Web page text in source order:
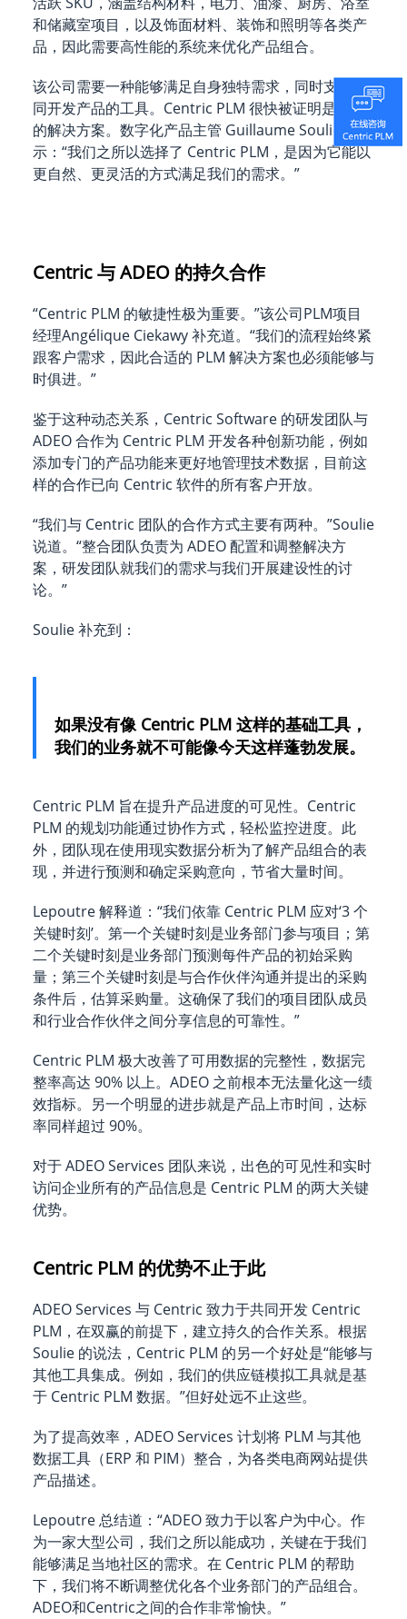
和储藏室项目，以及饰面材料、装饰和照明等各类产
品，因此需要高性能的系统来优化产品组合。
该公司需要一种能够满足自身独特需求，同时支持协
同开发产品的工具。Centric PLM 很快被证明是理想
的解决方案。数字化产品主管 Guillaume Soulie 表
示：“我们之所以选择了 Centric PLM，是因为它能以
更自然、更灵活的方式满足我们的需求。”
Centric 与 ADEO 的持久合作
“Centric PLM 的敏捷性极为重要。”该公司PLM项目
经理Angélique Ciekawy 补充道。“我们的流程始终紧
跟客户需求，因此合适的 PLM 解决方案也必须能够与
时俱进。”
鉴于这种动态关系，Centric Software 的研发团队与
ADEO 合作为 Centric PLM 开发各种创新功能，例如
添加专门的产品功能来更好地管理技术数据，目前这
样的合作已向 Centric 软件的所有客户开放。
“我们与 Centric 团队的合作方式主要有两种。”Soulie
说道。“整合团队负责为 ADEO 配置和调整解决方
案，研发团队就我们的需求与我们开展建设性的讨
论。”
Soulie 补充到：
如果没有像 Centric PLM 这样的基础工具，
我们的业务就不可能像今天这样蓬勃发展。
Centric PLM 旨在提升产品进度的可见性。Centric
PLM 的规划功能通过协作方式，轻松监控进度。此
外，团队现在使用现实数据分析为了解产品组合的表
现，并进行预测和确定采购意向，节省大量时间。
Lepoutre 解释道：“我们依靠 Centric PLM 应对‘3 个
关键时刻’。第一个关键时刻是业务部门参与项目；第
二个关键时刻是业务部门预测每件产品的初始采购
量；第三个关键时刻是与合作伙伴沟通并提出的采购
条件后，估算采购量。这确保了我们的项目团队成员
和行业合作伙伴之间分享信息的可靠性。”
Centric PLM 极大改善了可用数据的完整性，数据完
整率高达 90% 以上。ADEO 之前根本无法量化这一绩
效指标。另一个明显的进步就是产品上市时间，达标
率同样超过 90%。
对于 ADEO Services 团队来说，出色的可见性和实时
访问企业所有的产品信息是 Centric PLM 的两大关键
优势。
Centric PLM 的优势不止于此
ADEO Services 与 Centric 致力于共同开发 Centric
PLM，在双赢的前提下，建立持久的合作关系。根据
Soulie 的说法，Centric PLM 的另一个好处是“能够与
其他工具集成。例如，我们的供应链模拟工具就是基
于 Centric PLM 数据。”但好处远不止这些。
为了提高效率，ADEO Services 计划将 PLM 与其他
数据工具（ERP 和 PIM）整合，为各类电商网站提供
产品描述。
Lepoutre 总结道：“ADEO 致力于以客户为中心。作
为一家大型公司，我们之所以能成功，关键在于我们
能够满足当地社区的需求。在 Centric PLM 的帮助
下，我们将不断调整优化各个业务部门的产品组合。
ADEO和Centric之间的合作非常愉快。”